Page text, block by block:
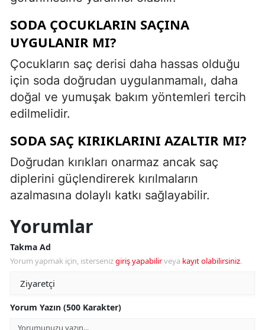
SODA ÇOCUKLARIN SAÇINA
UYGULANIR MI?
Çocukların saç derisi daha hassas olduğu
için soda doğrudan uygulanmamalı, daha
doğal ve yumuşak bakım yöntemleri tercih
edilmelidir.
SODA SAÇ KIRIKLARINI AZALTIR MI?
Doğrudan kırıkları onarmaz ancak saç
diplerini güçlendirerek kırılmaların
azalmasına dolaylı katkı sağlayabilir.
Yorumlar
Takma Ad
Yorum yapmak için, istersenizgiriş yapabilirveya kayıt olabilirsiniz.
Yorum Yazın (500 Karakter)